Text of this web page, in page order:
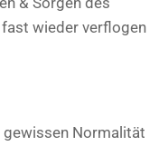
wieder verflogen
gewissen Normalität